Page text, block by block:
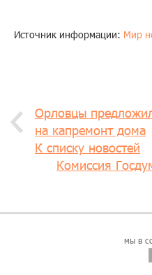
Источник информации: Мир
Орловцы
на капремонт дома
К списку новостей
Комиссия
мы в